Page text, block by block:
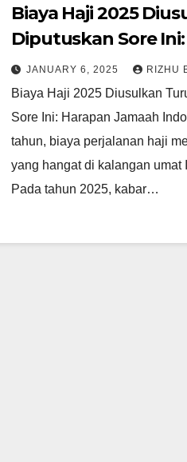
Biaya Haji 2025
Diputuskan Sore
Jamaah Indonesia
JANUARY 6, 2025 RIZHU
Biaya Haji 2025 Diusulkan
Sore Ini: Harapan Jamaah
tahun, biaya perjalanan haji
yang hangat di kalangan umat
Pada tahun 2025, kabar…